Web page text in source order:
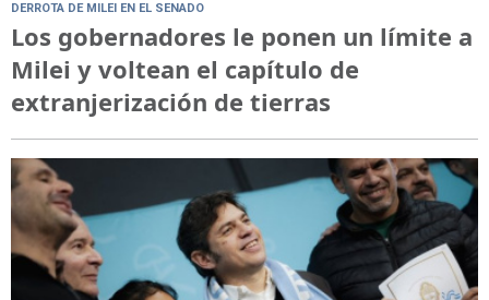
DERROTA DE MILEI EN EL SENADO
Los gobernadores le ponen un límite a
Milei y voltean el capítulo de
extranjerización de tierras